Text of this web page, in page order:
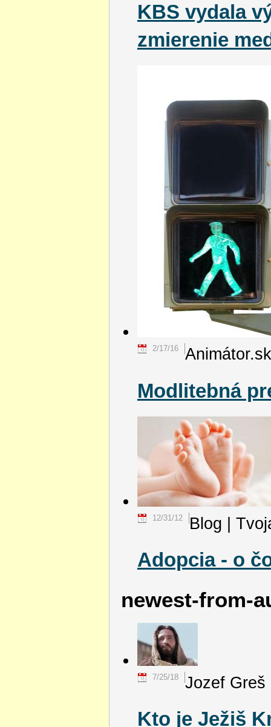
KBS vydala
zmierenie
Animátor.sk
2/17/16
Modlitebná
Blog |
12/31/12
Adopcia - o
newest-from-
Jozef Greš
7/25/18
Kto je Ježiš